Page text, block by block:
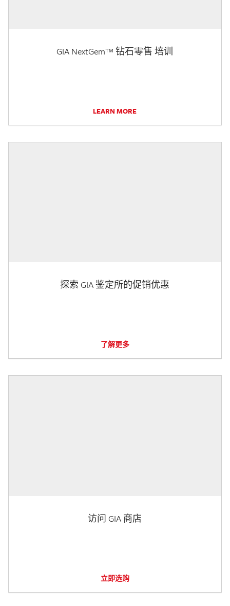
GIA NextGem™ 钻石零售 培训
LEARN MORE
探索 GIA 鉴定所的促销优惠
了解更多
访问 GIA 商店
立即选购